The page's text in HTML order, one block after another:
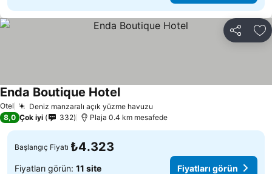
Paylaş
Otel Deniz manzaralı açık yüzme havuzu
Enda Boutique HotelFiyatları görün
8,0 Çok iyi 332 Plaja 0.4 km mesafede
Başlangıç Fiyatı ₺4.323
Fiyatları görün: 11 site Fiyatları görün